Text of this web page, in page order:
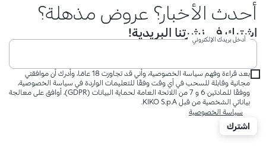
أحدث الأخبار؟ عروض مذهلة؟
اشترك في نشرتنا البريدية!
أدخل بريدك الإلكتروني
بعد قراءة وفهم سياسة الخصوصية، وأني قد تجاوزت 18 عامًا، وأدرك أن موافقتي
مجانية وقابلة للسحب في أي وقت وفقًا للتعليمات الواردة في سياسة الخصوصية،
ووفقًا للمادتين 6 و 7 من اللائحة العامة لحماية البيانات (GDPR)، أوافق على معالجة
بياناتي الشخصية من قبل KIKO S.p.A.
سياسة الخصوصية
اشترك